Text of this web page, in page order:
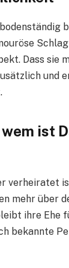
Dass sie
und
ist
verheiratet
mehr über
ihre Ehe
bekannte